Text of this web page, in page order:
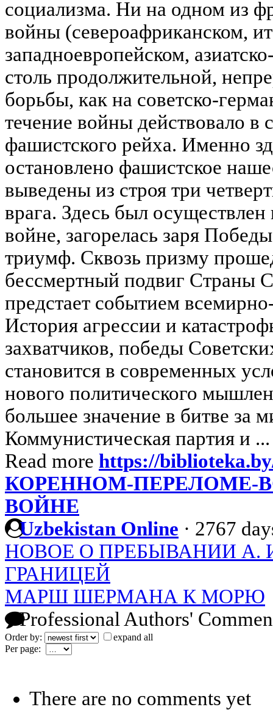
социализма. Ни на одном из
войны (североафриканском,
западноевропейском,
столь продолжительной,
борьбы, как на советско-
течение войны действовало в
фашистского рейха. Именно
остановлено фашистское
выведены из строя три
врага. Здесь был
войне, загорелась заря
триумф. Сквозь призму
бессмертный подвиг Страны
предстает событием
История агрессии и
захватчиков, победы
становится в современных
нового политического
большее значение в битве за
Коммунистическая партия и
Read more https://
КОРЕННОМ-ПЕРЕЛОМЕ-
ВОЙНЕ
Uzbekistan Online · 2767
НОВОЕ О ПРЕБЫВАНИИ А.
ГРАНИЦЕЙ
МАРШ ШЕРМАНА К МОРЮ
Professional Authors'
Order by:
expand all
Per page:
There are no comments yet